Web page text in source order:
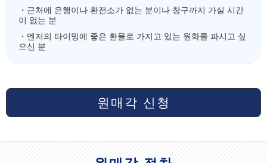
・근처에 은행이나 환전소가 없는 분이나 창구까지 가실 시간
이 없는 분
・엔저의 타이밍에 좋은 환율로 가지고 있는 원화를 파시고 싶
으신 분
원매각 신청